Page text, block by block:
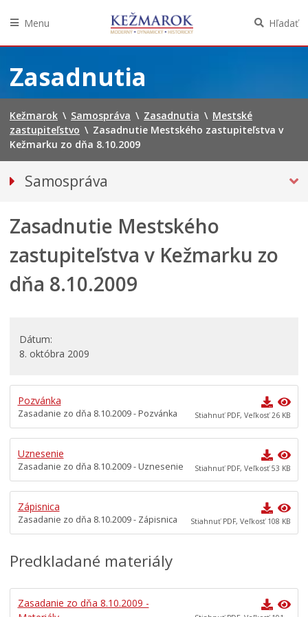
obsah
Menu Hľadať
Zasadnutia
Kežmarok \ Samospráva \ Zasadnutia \ Mestské
zastupiteľstvo \ Zasadnutie Mestského zastupiteľstva v
Kežmarku zo dňa 8.10.2009
Samospráva
MESTSKÉ ZASTUPITEĽSTVO
Poslanci
Oznámenia verejných funkcionárov
Komisie
Mestská polícia
Mestská školská rada
Elektronická verejná správa
Centrálna úradná elektronická tabuľa
Všeobecne záväzné nariadenia
Územné plánovanie
Organizácie
Oznamy mesta
Transparentné mesto
Geo informačný systém – Kežmarok
Rozvoj mesta
Zasadnutie Mestského
zastupiteľstva v Kežmarku zo
dňa 8.10.2009
Dátum
8. októbra 2009
Pozvánka
Zasadanie zo dňa 8.10.2009 - Pozvánka Stiahnuť PDF, Veľkosť 26 KB
Uznesenie
Zasadanie zo dňa 8.10.2009 - Uznesenie Stiahnuť PDF, Veľkosť 53 KB
Zápisnica
Zasadanie zo dňa 8.10.2009 - Zápisnica Stiahnuť PDF, Veľkosť 108 KB
Predkladané materiály
Zasadanie zo dňa 8.10.2009 -